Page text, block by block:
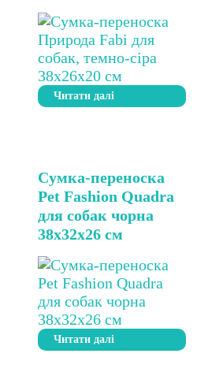
Читати далі
Сумка-переноска
Pet Fashion Quadra
для собак чорна
38х32х26 см
Читати далі